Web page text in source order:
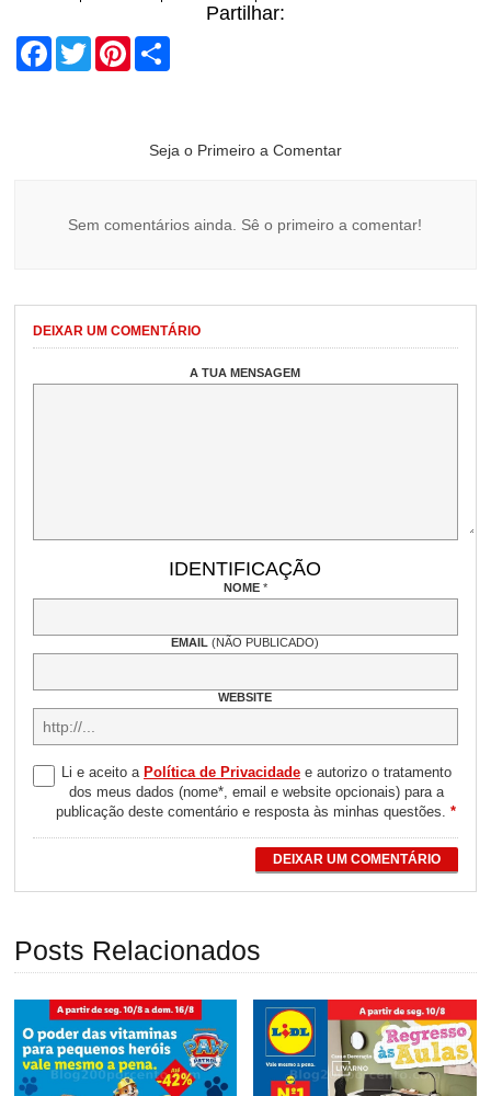
Partilhar:
Facebook
TwitterPinterest
Seja o Primeiro a Comentar
Sem comentários ainda. Sê o primeiro a comentar!
DEIXAR UM COMENTÁRIO
A TUA MENSAGEM
IDENTIFICAÇÃO
NOME *
EMAIL(NÃO PUBLICADO)
WEBSITE
Li e aceito a Política de Privacidadee autorizo o tratamento
dos meus dados (nome*, email e website opcionais) para a
publicação deste comentário e resposta às minhas questões.*
DEIXAR UM COMENTÁRIO
Posts Relacionados